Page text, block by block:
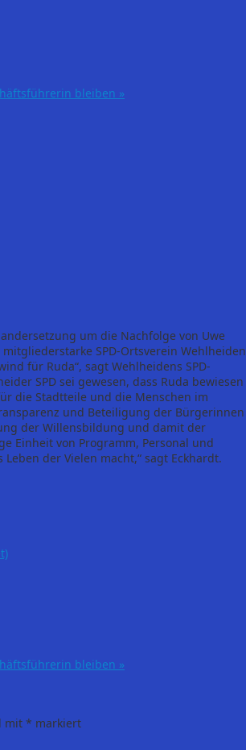
bleiben »
um die Nachfolge von Uwe
SPD-Ortsverein Wehlheiden
für Ruda“, sagt Wehlheidens SPD-
SPD sei gewesen, dass Ruda bewiesen
die Stadtteile und die Menschen im
und Beteiligung der Bürgerinnen
der Willensbildung und damit der
Einheit von Programm, Personal und
der Vielen macht,“ sagt Eckhardt.
bleiben »
mit * markiert